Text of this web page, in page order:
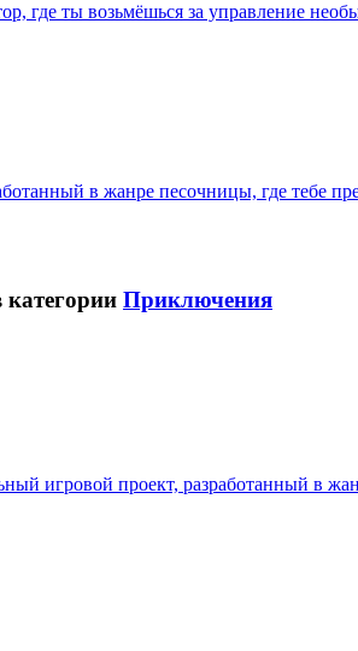
где ты возьмёшься за управление
в жанре песочницы, где тебе
Приключения
игровой проект, разработанный в